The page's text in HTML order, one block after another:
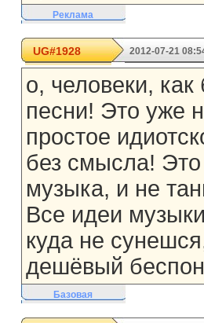
Реклама
UG#1928 2012-07-21
о, человеки,
песни! Это уже
простое
без смысла!
музыка, и не
Все идеи
куда не
дешёвый
Базовая